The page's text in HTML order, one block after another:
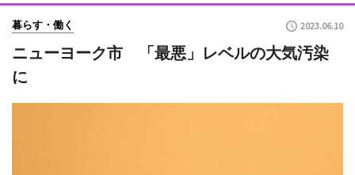
暮らす・働く 2023.06.10
ニューヨーク市 「最悪」レベルの大気汚染
に